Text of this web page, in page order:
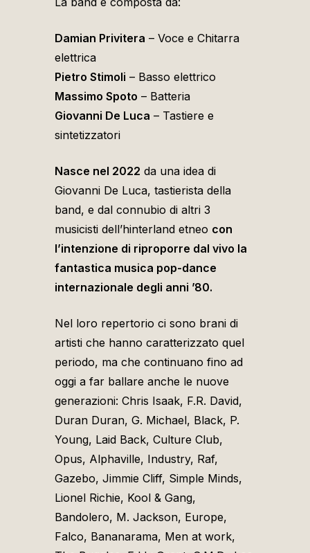
Damian Privitera – Voce e Chitarra
elettrica
Pietro Stimoli – Basso elettrico
Massimo Spoto – Batteria
Giovanni De Luca – Tastiere e
sintetizzatori
Nasce nel 2022 da una idea di
Giovanni De Luca, tastierista della
band, e dal connubio di altri 3
musicisti dell’hinterland etneo con
l’intenzione di riproporre dal vivo la
fantastica musica pop-dance
internazionale degli anni ’80.
Nel loro repertorio ci sono brani di
artisti che hanno caratterizzato quel
periodo, ma che continuano fino ad
oggi a far ballare anche le nuove
generazioni: Chris Isaak, F.R. David,
Duran Duran, G. Michael, Black, P.
Young, Laid Back, Culture Club,
Opus, Alphaville, Industry, Raf,
Gazebo, Jimmie Cliff, Simple Minds,
Lionel Richie, Kool & Gang,
Bandolero, M. Jackson, Europe,
Falco, Bananarama, Men at work,